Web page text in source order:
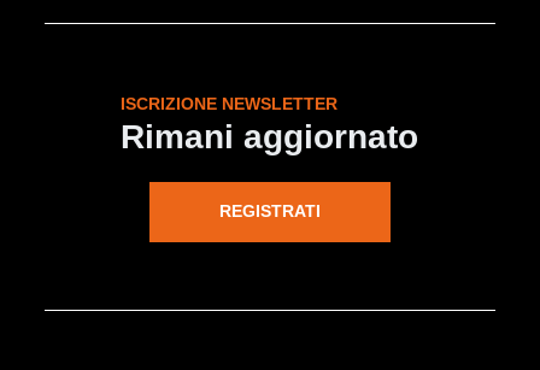
ISCRIZIONE NEWSLETTER
Rimani aggiornato
REGISTRATI